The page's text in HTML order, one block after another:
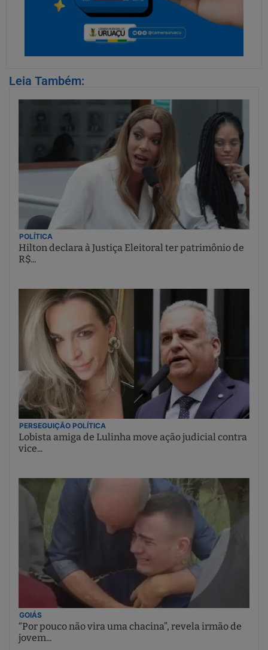
Leia Também:
POLÍTICA
Hilton declara à Justiça Eleitoral ter patrimônio de
R$...
PERSEGUIÇÃO POLÍTICA
Lobista amiga de Lulinha move ação judicial contra
vice...
GOIÁS
“Por pouco não vira uma chacina”, revela irmão de
jovem...